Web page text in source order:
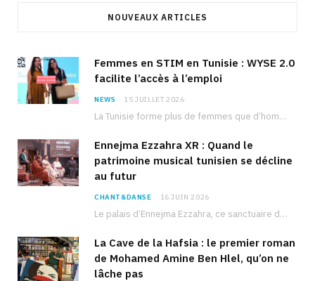
NOUVEAUX ARTICLES
Femmes en STIM en Tunisie : WYSE 2.0
facilite l’accès à l’emploi
NEWS 15 JUILLET 2026
La Tunisie forme plus de femmes que d’hommes dans les filières scientifiques. Pourtant, pour beaucoup…
Ennejma Ezzahra XR : Quand le
patrimoine musical tunisien se décline
au futur
CHANT&DANSE 16 JUIN 2026
Le palais d’Ennejma Ezzahra, ce sanctuaire de la musique tunisienne et méditerranéenne construit par le…
La Cave de la Hafsia : le premier roman
de Mohamed Amine Ben Hlel, qu’on ne
lâche pas